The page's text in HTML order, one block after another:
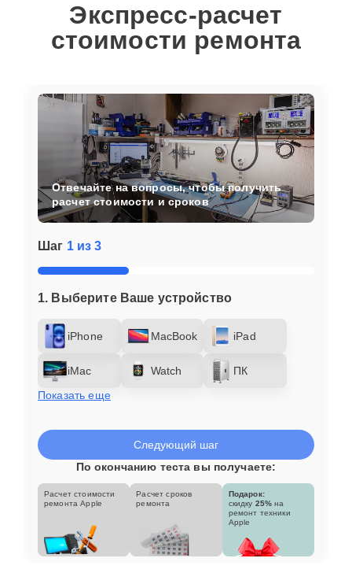
Экспресс-расчет
стоимости ремонта
Шаг 1 из 3
1. Выберите Ваше устройство
iPhone MacBook iPad
iMac Watch
ПК
Показать еще
Отвечайте на вопросы, чтобы получить
расчет стоимости и сроков
Следующий шаг
По окончанию теста вы получаете:
Расчет стоимости
ремонта Apple
Расчет сроков
ремонта
Подарок:
скидку 25% на
ремонт техники
Apple